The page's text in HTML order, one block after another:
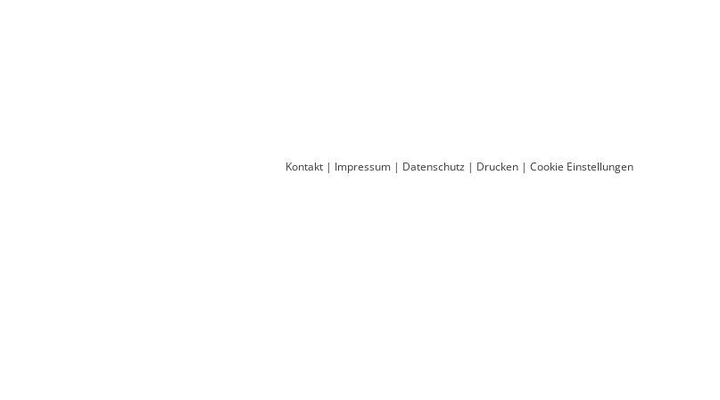
Kontakt | Impressum | Datenschutz | Drucken | Cookie Einstellungen